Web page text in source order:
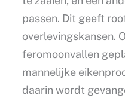
passen. Dit geeft
overlevingskansen.
feromoonvallen
mannelijke
daarin wordt